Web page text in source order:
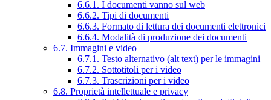
6.6.1. I documenti vanno sul web
6.6.2. Tipi di documenti
6.6.3. Formato di lettura dei documenti elettronici
6.6.4. Modalità di produzione dei documenti
6.7. Immagini e video
6.7.1. Testo alternativo (alt text) per le immagini
6.7.2. Sottotitoli per i video
6.7.3. Trascrizioni per i video
6.8. Proprietà intellettuale e privacy